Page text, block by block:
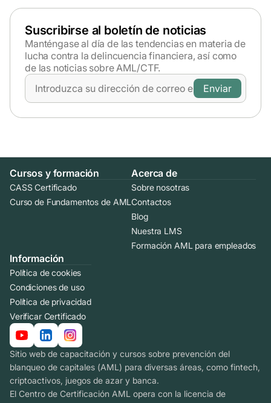
de evaluación de riesgos). En los últimos años, los
especialistas en antilavado de dinero son altamente
demandados por bancos, instituciones financieras y
grandes corporaciones.
público. Ofrecemos descuentos especiales de hasta el
20 % para empleados públicos. Solo necesitamos una
confirmación de tu empleador. Por favor, envía un
mensaje con el asunto “Public sector rate” a nuestro
correo de soporte:support@amlcertification.com.
Suscribirse al boletín de noticias
Manténgase al día de las tendencias en materia de
lucha contra la delincuencia financiera, así como
de las noticias sobre AML/CTF.
Cursos y formación
CASS Certificado
Curso de Fundamentos de AML
Acerca de
Sobre nosotras
Contactos
Blog
Nuestra LMS
Formación AML para empleados
Información
Política de cookies
Condiciones de uso
Política de privacidad
Verificar Certificado
Sitio web de capacitación y cursos sobre prevención del
blanqueo de capitales (AML) para diversas áreas, como fintech,
criptoactivos, juegos de azar y banca.
El Centro de Certificación AML opera con la licencia de